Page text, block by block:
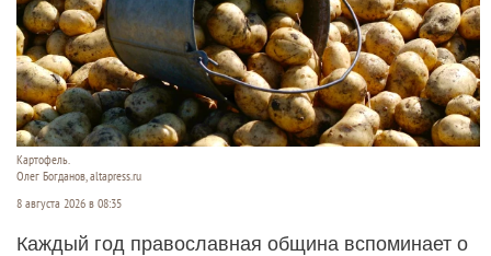
Картофель.
Олег Богданов, altapress.ru
8 августа 2026 в 08:35
Каждый год православная община вспоминает о